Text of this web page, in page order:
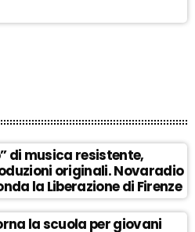
di musica resistente,
originali. Novaradio
la Liberazione di Firenze
la scuola per giovani